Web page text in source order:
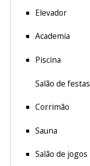
Elevador
Academia
Piscina
Salão de festas
Corrimão
Sauna
Salão de jogos